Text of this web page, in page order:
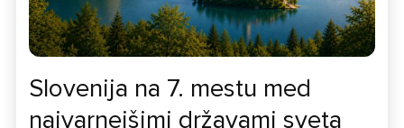
Slovenija na 7. mestu med
najvarnejšimi državami sveta